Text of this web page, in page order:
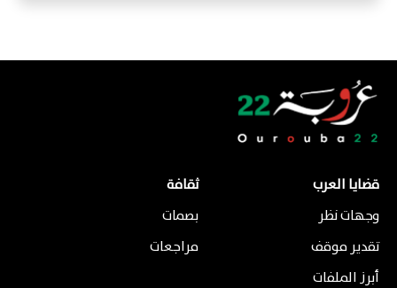
قضايا العرب
وجهات نظر
تقدير موقف
أبرز الملفات
ثقافة
بصمات
مراجعات